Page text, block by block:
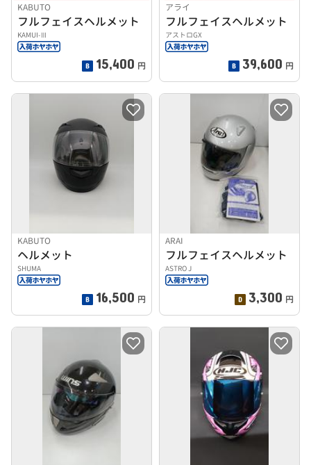
KABUTO
フルフェイスヘルメット
KAMUI-Ⅲ
15,400 円
アライ
フルフェイスヘルメット
アストロGX
39,600 円
KABUTO
ヘルメット
SHUMA
16,500 円
ARAI
フルフェイスヘルメット
ASTRO J
3,300 円